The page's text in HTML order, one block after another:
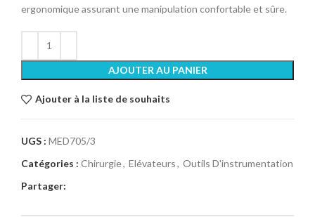
ergonomique assurant une manipulation confortable et sûre.
AJOUTER AU PANIER
Ajouter à la liste de souhaits
UGS : MED705/3
Catégories : Chirurgie, Elévateurs, Outils D'instrumentation
Partager: